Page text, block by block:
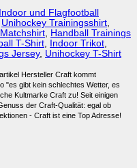
Indoor und Flagfootball
Unihockey Trainingsshirt
Handball Trainings
T-Shirt Indoor Trikot
Jersey, Unihockey T-Shirt
Hersteller Craft kommt
"es gibt kein schlechtes Wetter, es
Kultmarke Craft zu! Seit einigen
der Craft-Qualität: egal ob
- Craft ist eine Top Adresse!